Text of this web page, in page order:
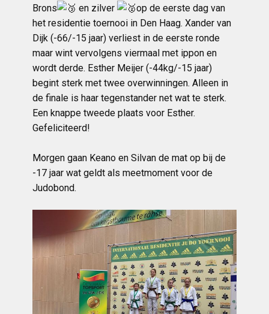
Brons en zilver
op de eerste dag van
het residentie toernooi in Den Haag. Xander van
Dijk (-66/-15 jaar) verliest in de eerste ronde
maar wint vervolgens viermaal met ippon en
wordt derde. Esther Meijer (-44kg/-15 jaar)
begint sterk met twee overwinningen. Alleen in
de finale is haar tegenstander net wat te sterk.
Een knappe tweede plaats voor Esther.
Gefeliciteerd!
Morgen gaan Keano en Silvan de mat op bij de
-17 jaar wat geldt als meetmoment voor de
Judobond.